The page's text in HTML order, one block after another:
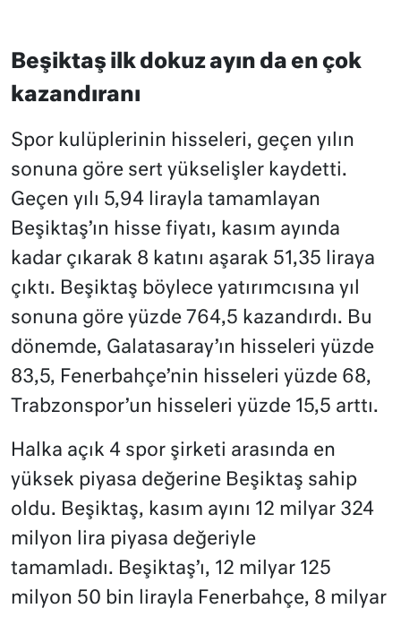
Beşiktaş ilk dokuz ayın da en çok
kazandıranı
Spor kulüplerinin hisseleri, geçen yılın
sonuna göre sert yükselişler kaydetti.
Geçen yılı 5,94 lirayla tamamlayan
Beşiktaş’ın hisse fiyatı, kasım ayında
kadar çıkarak 8 katını aşarak 51,35 liraya
çıktı. Beşiktaş böylece yatırımcısına yıl
sonuna göre yüzde 764,5 kazandırdı. Bu
dönemde, Galatasaray’ın hisseleri yüzde
83,5, Fenerbahçe’nin hisseleri yüzde 68,
Trabzonspor’un hisseleri yüzde 15,5 arttı.
Halka açık 4 spor şirketi arasında en
yüksek piyasa değerine Beşiktaş sahip
oldu. Beşiktaş, kasım ayını 12 milyar 324
milyon lira piyasa değeriyle
tamamladı. Beşiktaş’ı, 12 milyar 125
milyon 50 bin lirayla Fenerbahçe, 8 milyar